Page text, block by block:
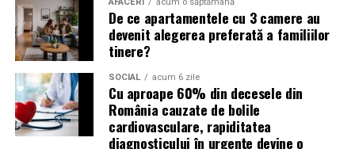
Vizibilitatea profesională nu este vanitate. Este o parte
din afacere.
Asociația Antreprenoare.ro a construit, prin această
campanie, o arhivă de povești reale. Toate participantele
din prima rundă vor apărea pe prima pagină a
antreprenoare.rotimp de un an.
De ce apartamentele cu 3 camere au
devenit alegerea preferată a familiilor
tinere?
SOCIAL acum 6 zile
Cu aproape 60% din decesele din
România cauzate de bolile
cardiovasculare, rapiditatea
diagnosticului în urgențe devine o